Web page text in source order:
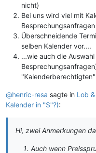
nicht)
Bei uns wird viel mit
Überschneidende
selben Kalender vor....
...wie auch die
"Kalenderberechtigten"
@henric-resa sagte in Lob
Kalender in "S"?):
Hi, zwei Anmerkungen
Auch wenn